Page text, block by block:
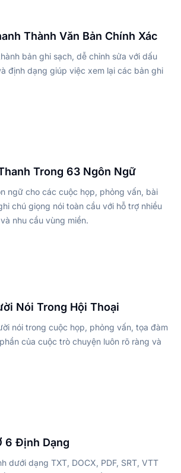
Thành Văn Bản Chính Xác
bản ghi sạch, dễ chỉnh sửa với dấu
định dạng giúp việc xem lại các bản ghi
Trong 63 Ngôn Ngữ
ngữ cho các cuộc họp, phỏng vấn, bài
chú giọng nói toàn cầu với hỗ trợ nhiều
nhu cầu vùng miền.
Nói Trong Hội Thoại
nói trong cuộc họp, phỏng vấn, tọa đàm
của cuộc trò chuyện luôn rõ ràng và
6 Định Dạng
dưới dạng TXT, DOCX, PDF, SRT, VTT